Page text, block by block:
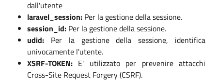
dall'utente
laravel_session: Per la gestione della sessione.
session_id: Per la gestione della sessione.
udid: Per la gestione della sessione, identifica
univocamente l'utente.
XSRF-TOKEN: E' utilizzato per prevenire attacchi
Cross-Site Request Forgery (CSRF).